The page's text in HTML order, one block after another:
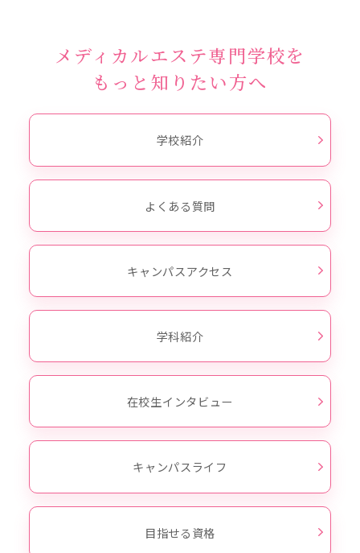
メディカルエステ専門学校を
もっと知りたい方へ
学校紹介
よくある質問
キャンパスアクセス
学科紹介
在校生インタビュー
キャンパスライフ
目指せる資格